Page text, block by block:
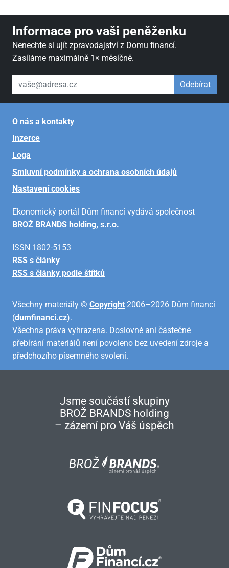
Informace pro vaši peněženku
Nenechte si ujít zpravodajství z Domu financí.
Zasíláme maximálně 1× měsíčně.
váš email Odebírat
O nás a kontakty
Inzerce
Loga
Smluvní podmínky a ochrana osobních údajů
Nastavení cookies
Ekonomický portál Dům financí vydává společnost
BROŽ BRANDS holding, s.r.o.
ISSN 1802-5153
RSS s články
RSS s články podle štítků
Všechny materiály © Copyright 2006–2026 Dům financí
(dumfinanci.cz).
Všechna práva vyhrazena. Doslovné ani částečné
přebírání materiálů není povoleno bez uvedení zdroje a
předchozího písemného svolení.
Jsme součástí skupiny
BROŽ BRANDS holding
– zázemí pro Váš úspěch